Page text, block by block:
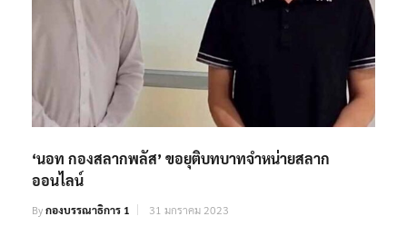
‘นอท กองสลากพลัส’ ขอยุติบทบาทจำหน่ายสลาก
ออนไลน์
Byกองบรรณาธิการ 1 31 มกราคม 2023